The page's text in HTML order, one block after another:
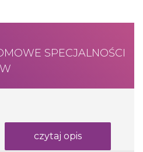
SPECJALNOŚCI
czytaj opis